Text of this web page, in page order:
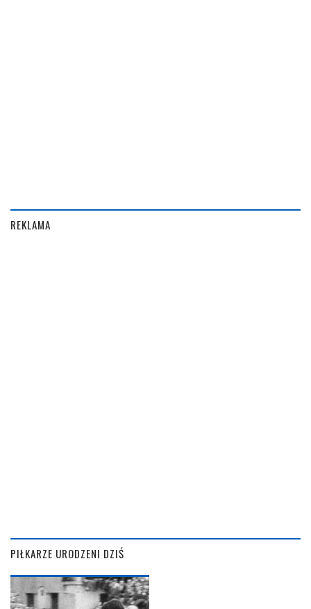
REKLAMA
PIŁKARZE URODZENI DZIŚ